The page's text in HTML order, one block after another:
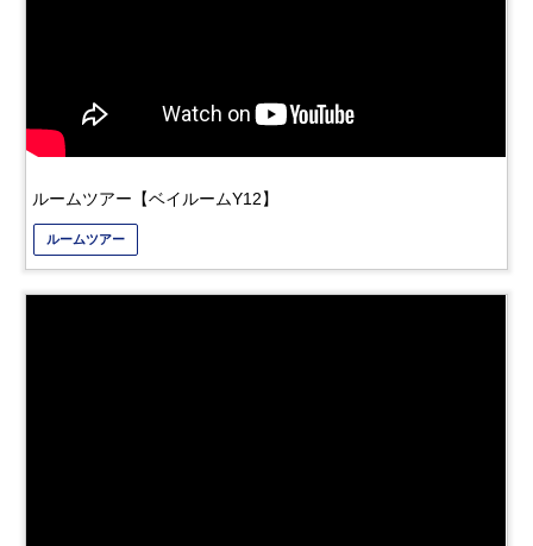
ルームツアー
ルームツアー【ベイルームY12】